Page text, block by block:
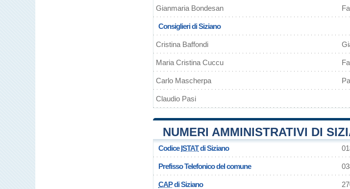
Gianmaria Bondesan
Consiglieri di Siziano
Cristina Baffondi
Maria Cristina Cuccu
Carlo Mascherpa
Claudio Pasi
NUMERI AMMINISTRATIVI DI
CodiceISTATdi Siziano
Prefisso Telefonico del comune
CAPdi Siziano